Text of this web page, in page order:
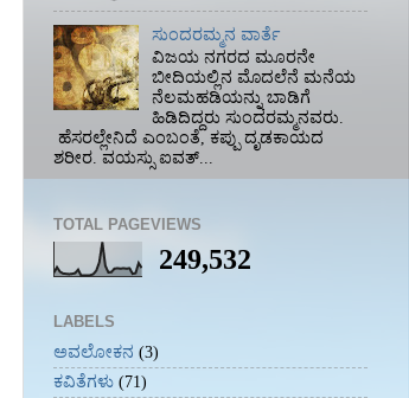
ಸುಂದರಮ್ಮನ ವಾರ್ತೆ
ವಿಜಯ ನಗರದ ಮೂರನೇ
ಬೀದಿಯಲ್ಲಿನ ಮೊದಲೆನೆ ಮನೆಯ
ನೆಲಮಹಡಿಯನ್ನು ಬಾಡಿಗೆ
ಹಿಡಿದಿದ್ದರು ಸುಂದರಮ್ಮನವರು.
ಹೆಸರಲ್ಲೇನಿದೆ ಎಂಬಂತೆ, ಕಪ್ಪು ದೃಡಕಾಯದ
ಶರೀರ. ವಯಸ್ಸು ಐವತ್...
TOTAL PAGEVIEWS
249,532
LABELS
ಅವಲೋಕನ (3)
ಕವಿತೆಗಳು (71)